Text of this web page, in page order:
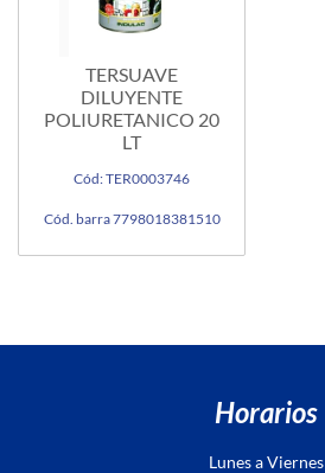
TERSUAVE
DILUYENTE
POLIURETANICO 20
LT
Cód: TER0003746
Cód. barra 7798018381510
Horarios
Lunes a Viernes